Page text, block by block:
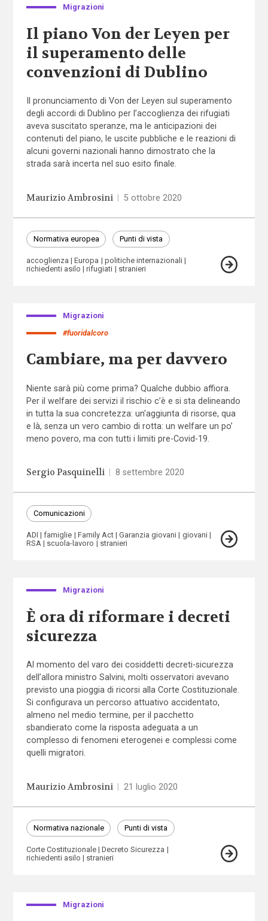
Migrazioni
Il piano Von der Leyen per
il superamento delle
convenzioni di Dublino
Il pronunciamento di Von der Leyen sul superamento
degli accordi di Dublino per l’accoglienza dei rifugiati
aveva suscitato speranze, ma le anticipazioni dei
contenuti del piano, le uscite pubbliche e le reazioni di
alcuni governi nazionali hanno dimostrato che la
strada sarà incerta nel suo esito finale.
Maurizio Ambrosini 5 ottobre 2020
Normativa europea Punti di vista
accoglienza Europa
politiche internazionali
richiedenti asilo
rifugiati stranieri
Migrazioni
#fuoridalcoro
Cambiare, ma per davvero
Niente sarà più come prima? Qualche dubbio affiora.
Per il welfare dei servizi il rischio c’è e si sta delineando
in tutta la sua concretezza: un'aggiunta di risorse, qua
e là, senza un vero cambio di rotta: un welfare un po’
meno povero, ma con tutti i limiti pre-Covid-19.
Sergio Pasquinelli 8 settembre 2020
Comunicazioni
ADI famiglie Family Act Garanzia giovani
giovani
RSA
scuola-lavoro stranieri
Migrazioni
È ora di riformare i decreti
sicurezza
Al momento del varo dei cosiddetti decreti-sicurezza
dell’allora ministro Salvini, molti osservatori avevano
previsto una pioggia di ricorsi alla Corte Costituzionale.
Si configurava un percorso attuativo accidentato,
almeno nel medio termine, per il pacchetto
sbandierato come la risposta adeguata a un
complesso di fenomeni eterogenei e complessi come
quelli migratori.
Maurizio Ambrosini 21 luglio 2020
Normativa nazionale Punti di vista
Corte Costituzionale
Decreto Sicurezza
richiedenti asilo
stranieri
Migrazioni